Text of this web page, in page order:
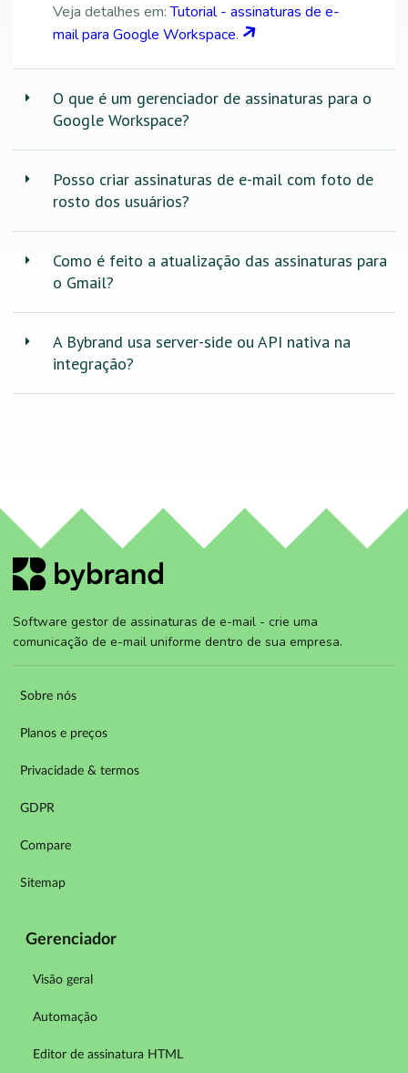
Veja detalhes em:Tutorial - assinaturas de e-
mail para Google Workspace.
O que é um gerenciador de assinaturas para o
Google Workspace?
Posso criar assinaturas de e-mail com foto de
rosto dos usuários?
Como é feito a atualização das assinaturas para
o Gmail?
A Bybrand usa server-side ou API nativa na
integração?
Software gestor de assinaturas de e-mail - crie uma
comunicação de e-mail uniforme dentro de sua empresa.
Sobre nós
Planos e preços
Privacidade & termos
GDPR
Compare
Sitemap
Gerenciador
Visão geral
Automação
Editor de assinatura HTML